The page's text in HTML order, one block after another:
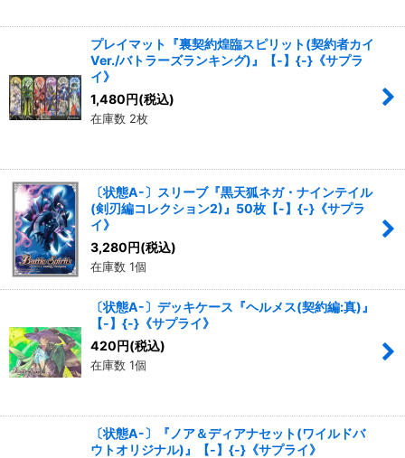
プレイマット『裏契約煌臨スピリット(契約者カイ
Ver./バトラーズランキング)』【-】{-}《サプラ
イ》
1,480円(税込)
在庫数 2枚
〔状態A-〕スリーブ『黒天狐ネガ・ナインテイル
(剣刃編コレクション2)』50枚【-】{-}《サプラ
イ》
3,280円(税込)
在庫数 1個
〔状態A-〕デッキケース『ヘルメス(契約編:真)』
【-】{-}《サプライ》
420円(税込)
在庫数 1個
〔状態A-〕『ノア＆ディアナセット(ワイルドバ
ウトオリジナル)』【-】{-}《サプライ》